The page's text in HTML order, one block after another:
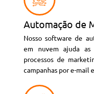
Automação de
Nosso software de
em nuvem ajuda as
processos de
campanhas por e-mail